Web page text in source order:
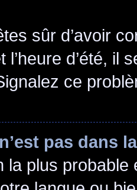
sûr d’avoir
l’heure d’été, il
ce
pas dans
la plus probable